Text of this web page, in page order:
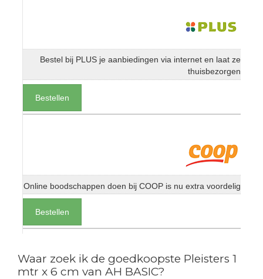
Bestel bij PLUS je aanbiedingen via internet en laat ze
thuisbezorgen
Bestellen
Online boodschappen doen bij COOP is nu extra voordelig
Bestellen
Waar zoek ik de goedkoopste Pleisters 1
mtr x 6 cm van AH BASIC?